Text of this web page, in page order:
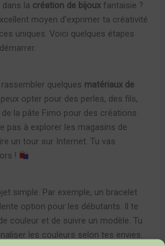
la création de bijoux fantaisie ?
moyen d’exprimer ta créativité
uniques. Voici quelques étapes
quelques matériaux de
opter pour des perles, des fils,
la pâte Fimo pour des créations
pas à explorer les magasins de
un tour sur Internet. Tu vas
!
simple. Par exemple, un bracelet
option pour les débutants. Il te
couleur et de suivre un modèle. Tu
les couleurs selon tes envies.